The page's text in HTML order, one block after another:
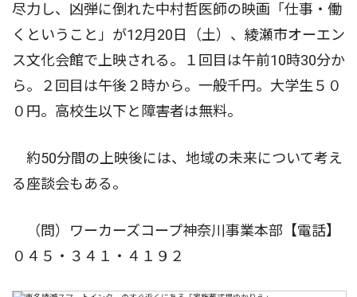
尽力し、凶弾に倒れた中村哲医師の映画「仕事・働
くということ」が12月20日（土）、綾瀬市オーエン
ス文化会館で上映される。１回目は午前10時30分か
ら。２回目は午後２時から。一般千円。大学生５０
０円。高校生以下と障害者は無料。
約50分間の上映後には、地域の未来について考え
る座談会もある。
（問）ワーカーズコープ神奈川事業本部【電話】
０４５・３４１・４１９２